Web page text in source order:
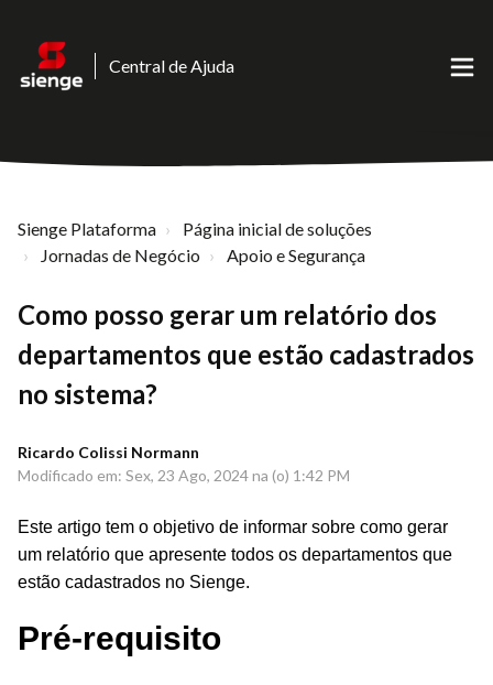
Central de Ajuda
Sienge Plataforma
Página inicial de soluções
Jornadas de Negócio
Apoio e Segurança
Como posso gerar um relatório dos
departamentos que estão cadastrados
no sistema?
Ricardo Colissi Normann
Modificado em: Sex, 23 Ago, 2024 na (o) 1:42 PM
Este artigo tem o objetivo de informar sobre como gerar
um relatório que apresente todos os departamentos que
estão cadastrados no Sienge.
Pré-requisito